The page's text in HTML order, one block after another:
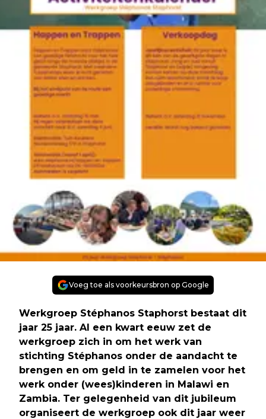
Voeg toe als voorkeursbron op Google
Werkgroep Stéphanos Staphorst bestaat dit
jaar 25 jaar. Al een kwart eeuw zet de
werkgroep zich in om het werk van
stichting Stéphanos onder de aandacht te
brengen en om geld in te zamelen voor het
werk onder (wees)kinderen in Malawi en
Zambia. Ter gelegenheid van dit jubileum
organiseert de werkgroep ook dit jaar weer